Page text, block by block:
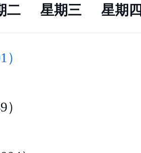
二 星期三 星期四
）